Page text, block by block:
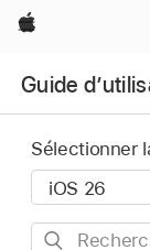
Apple
Guide
Sélectionner
Rechercher